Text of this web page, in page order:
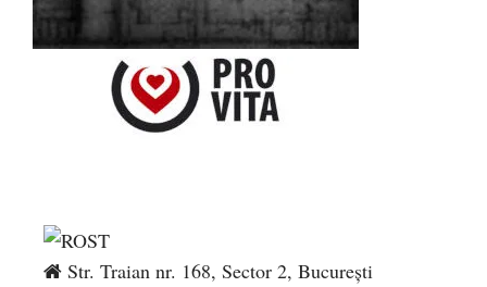
Str. Traian nr. 168, Sector 2, București